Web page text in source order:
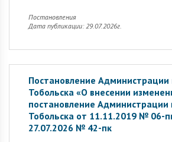
Постановления
Дата публикации: 29.07.2026г.
Постановление Администрации
Тобольска «О внесении
постановление Администрации
Тобольска от 11.11.2019 № 06-
27.07.2026 № 42-пк